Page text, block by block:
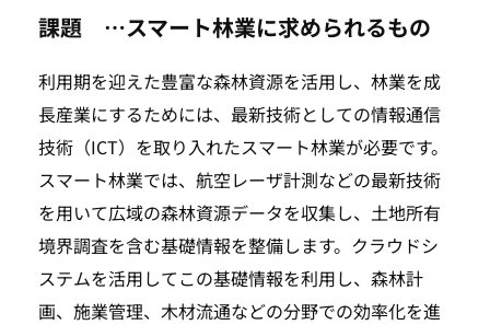
課題 …スマート林業に求められるもの
利用期を迎えた豊富な森林資源を活用し、林業を成
長産業にするためには、最新技術としての情報通信
技術（ICT）を取り入れたスマート林業が必要です。
スマート林業では、航空レーザ計測などの最新技術
を用いて広域の森林資源データを収集し、土地所有
境界調査を含む基礎情報を整備します。クラウドシ
ステムを活用してこの基礎情報を利用し、森林計
画、施業管理、木材流通などの分野での効率化を進